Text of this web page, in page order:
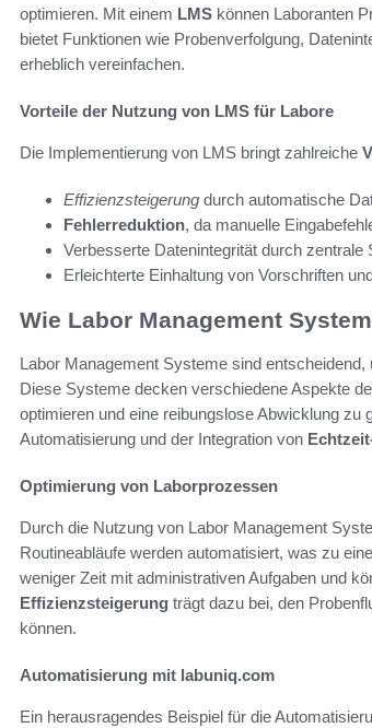
optimieren. Mit einem LMS können Laboranten
bietet Funktionen wie Probenverfolgung,
erheblich vereinfachen.
Vorteile der Nutzung von LMS für Labore
Die Implementierung von LMS bringt zahlreiche
Effizienzsteigerung durch automatische
Fehlerreduktion, da manuelle
Verbesserte Datenintegrität durch zentrale
Erleichterte Einhaltung von Vorschriften
Wie Labor Management
Labor Management Systeme sind
Diese Systeme decken verschiedene Aspekte
optimieren und eine reibungslose Abwicklung zu
Automatisierung und der Integration von
Optimierung von Laborprozessen
Durch die Nutzung von Labor Management
Routineabläufe werden automatisiert, was zu
weniger Zeit mit administrativen Aufgaben und
Effizienzsteigerung trägt dazu bei, den
können.
Automatisierung mit labuniq.com
Ein herausragendes Beispiel für die